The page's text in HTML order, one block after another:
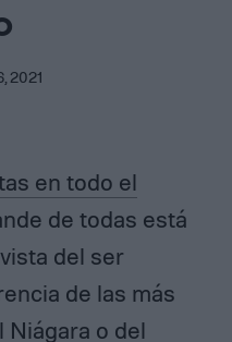
2021
en todo el
de todas está
del ser
de las más
Niágara o del